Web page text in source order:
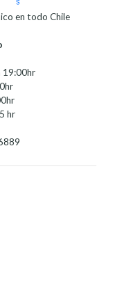
en todo Chile
19:00hr
hr